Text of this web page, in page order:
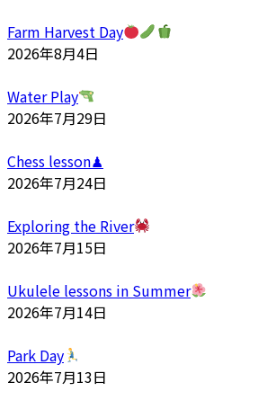
Farm Harvest Day
2026年8月4日
Water Play
2026年7月29日
Chess lesson♟
2026年7月24日
Exploring the River
2026年7月15日
Ukulele lessons in Summer
2026年7月14日
Park Day
2026年7月13日